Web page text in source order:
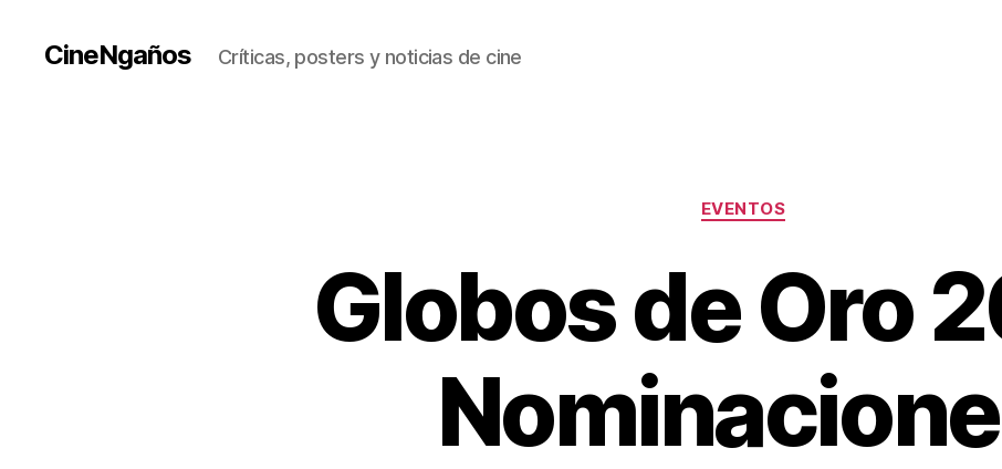
CineNgaños Críticas, posters y noticias de cine
Categorías
EVENTOS
Globos de Oro